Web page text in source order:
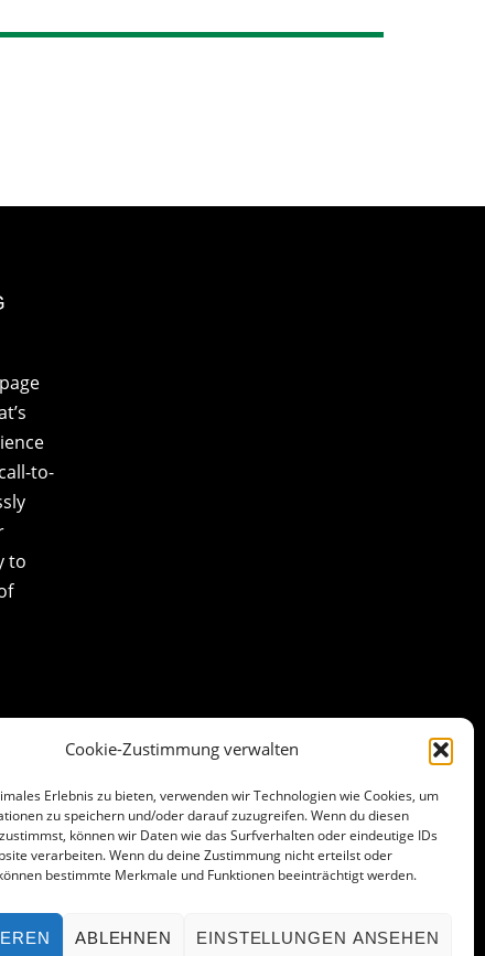
Cookie-Zustimmung verwalten
Erlebnis zu bieten, verwenden wir Technologien wie Cookies, um
zu speichern und/oder darauf zuzugreifen. Wenn du diesen
können wir Daten wie das Surfverhalten oder eindeutige IDs
verarbeiten. Wenn du deine Zustimmung nicht erteilst oder
bestimmte Merkmale und Funktionen beeinträchtigt werden.
ABLEHNEN EINSTELLUNGEN ANSEHEN
to-
to